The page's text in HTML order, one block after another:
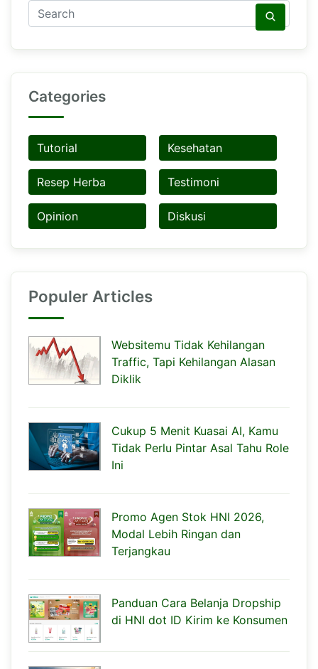
Categories
Tutorial Kesehatan
Resep Herba Testimoni
Opinion Diskusi
Populer Articles
Websitemu Tidak Kehilangan
Traffic, Tapi Kehilangan Alasan
Diklik
Cukup 5 Menit Kuasai AI, Kamu
Tidak Perlu Pintar Asal Tahu Role
Ini
Promo Agen Stok HNI 2026,
Modal Lebih Ringan dan
Terjangkau
Panduan Cara Belanja Dropship
di HNI dot ID Kirim ke Konsumen